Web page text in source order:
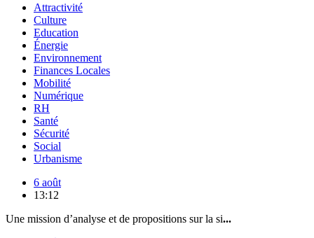
Attractivité
Culture
Education
Énergie
Environnement
Finances Locales
Mobilité
Numérique
RH
Santé
Sécurité
Social
Urbanisme
6 août
13:12
Une mission d’analyse et de propositions sur la si...